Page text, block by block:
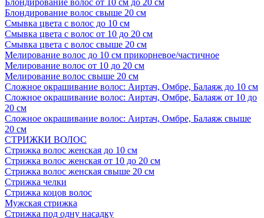
Блондирование волос от 10 см до 20 см
Блондирование волос свыше 20 см
Смывка цвета с волос до 10 см
Смывка цвета с волос от 10 до 20 см
Смывка цвета с волос свыше 20 см
Мелирование волос до 10 см прикорневое/частичное
Мелирование волос от 10 до 20 см
Мелирование волос свыше 20 см
Сложное окрашивание волос: Аиртач, Омбре, Балаяж до 10 см
Сложное окрашивание волос: Аиртач, Омбре, Балаяж от 10 до
20 см
Сложное окрашивание волос: Аиртач, Омбре, Балаяж свыше
20 см
СТРИЖКИ ВОЛОС
Стрижка волос женская до 10 см
Стрижка волос женская от 10 до 20 см
Стрижка волос женская свыше 20 см
Стрижка челки
Стрижка коцов волос
Мужская стрижка
Стрижка под одну насадку